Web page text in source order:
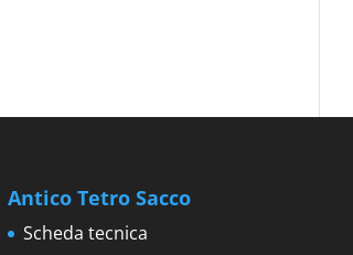
Antico Tetro Sacco
Scheda tecnica